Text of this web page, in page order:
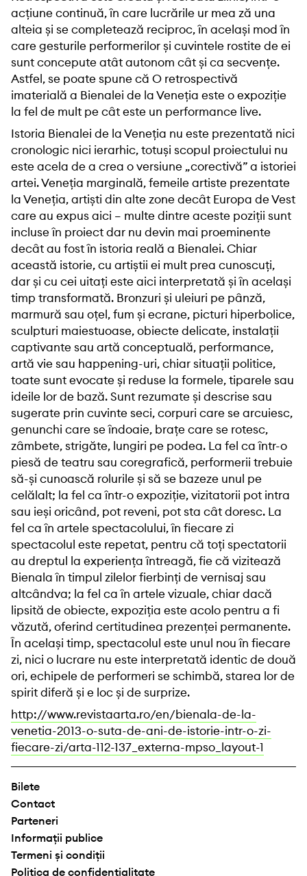
acțiune continuă, în care lucrările ur mea ză una
alteia și se completează reciproc, în același mod în
care gesturile performerilor și cuvintele rostite de ei
sunt concepute atât autonom cât și ca secvențe.
Astfel, se poate spune că O retrospectivă
imaterială a Bienalei de la Veneția este o expoziție
la fel de mult pe cât este un performance live.
Istoria Bienalei de la Veneția nu este prezentată nici
cronologic nici ierarhic, totuși scopul proiectului nu
este acela de a crea o versiune „corectivă” a istoriei
artei. Veneția marginală, femeile artiste prezentate
la Veneția, artiști din alte zone decât Europa de Vest
care au expus aici – multe dintre aceste poziții sunt
incluse în proiect dar nu devin mai proeminente
decât au fost în istoria reală a Bienalei. Chiar
această istorie, cu artiștii ei mult prea cunoscuți,
dar și cu cei uitați este aici interpretată și în același
timp transformată. Bronzuri și uleiuri pe pânză,
marmură sau oțel, fum și ecrane, picturi hiperbolice,
sculpturi maiestuoase, obiecte delicate, instalații
captivante sau artă conceptuală, performance,
artă vie sau happening-uri, chiar situații politice,
toate sunt evocate și reduse la formele, tiparele sau
ideile lor de bază. Sunt rezumate și descrise sau
sugerate prin cuvinte seci, corpuri care se arcuiesc,
genunchi care se îndoaie, brațe care se rotesc,
zâmbete, strigăte, lungiri pe podea. La fel ca într-o
piesă de teatru sau coregrafică, performerii trebuie
să-și cunoască rolurile și să se bazeze unul pe
celălalt; la fel ca într-o expoziție, vizitatorii pot intra
sau ieși oricând, pot reveni, pot sta cât doresc. La
fel ca în artele spectacolului, în fiecare zi
spectacolul este repetat, pentru că toți spectatorii
au dreptul la experiența întreagă, fie că vizitează
Bienala în timpul zilelor fierbinți de vernisaj sau
altcândva; la fel ca în artele vizuale, chiar dacă
lipsită de obiecte, expoziția este acolo pentru a fi
văzută, oferind certitudinea prezenței permanente.
În același timp, spectacolul este unul nou în fiecare
zi, nici o lucrare nu este interpretată identic de două
ori, echipele de performeri se schimbă, starea lor de
spirit diferă și e loc și de surprize.
http://www.revistaarta.ro/en/bienala-de-la-
venetia-2013-o-suta-de-ani-de-istorie-intr-o-zi-
fiecare-zi/arta-112-137_externa-mpso_layout-1
Bilete
Contact
Parteneri
Informații publice
Termeni și condiții
Politica de confidențialitate